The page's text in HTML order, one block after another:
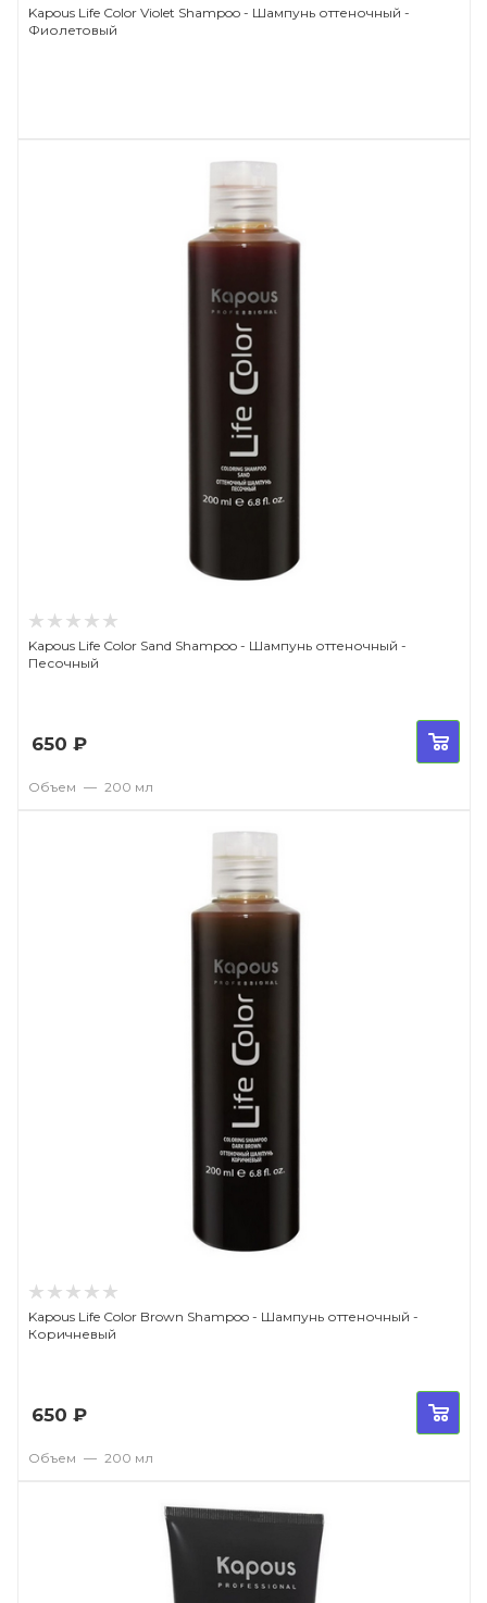
Kapous Life Color Violet Shampoo - Шампунь оттеночный -
Фиолетовый
Kapous Life Color Sand Shampoo - Шампунь оттеночный -
Песочный
650 ₽
Объем — 200 мл
Kapous Life Color Brown Shampoo - Шампунь оттеночный -
Коричневый
650 ₽
Объем — 200 мл